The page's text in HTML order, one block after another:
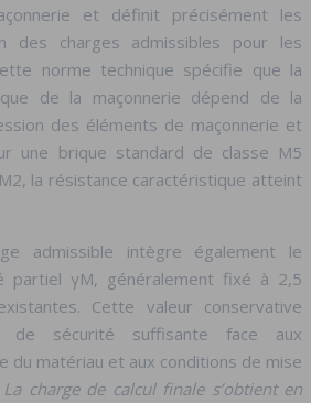
et définit précisément les
des charges admissibles pour les
norme technique spécifie que la
de la maçonnerie dépend de la
des éléments de maçonnerie et
une brique standard de classe M5
la résistance caractéristique atteint
admissible intègre également le
partiel γM, généralement fixé à 2,5
Cette valeur conservative
de sécurité suffisante face aux
du matériau et aux conditions de mise
La charge de calcul finale s’obtient en